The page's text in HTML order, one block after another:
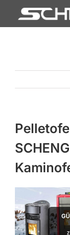
Inhalt
PROFIL
WARENKORB
PRODUCTS
SEARCH